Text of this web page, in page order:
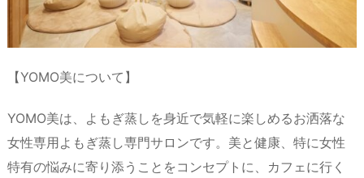
【YOMO美について】
YOMO美は、よもぎ蒸しを身近で気軽に楽しめるお洒落な
女性専用よもぎ蒸し専門サロンです。美と健康、特に女性
特有の悩みに寄り添うことをコンセプトに、カフェに行く